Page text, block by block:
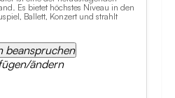
Es bietet höchstes Niveau in den
Ballett, Konzert und strahlt
beanspruchen
ändern